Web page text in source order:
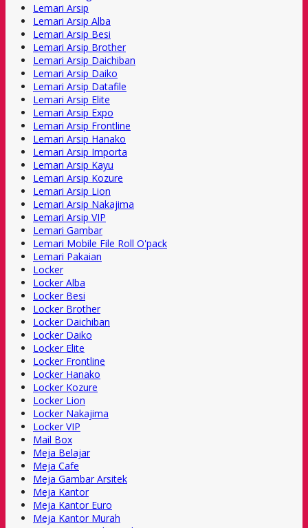
Lemari Arsip
Lemari Arsip Alba
Lemari Arsip Besi
Lemari Arsip Brother
Lemari Arsip Daichiban
Lemari Arsip Daiko
Lemari Arsip Datafile
Lemari Arsip Elite
Lemari Arsip Expo
Lemari Arsip Frontline
Lemari Arsip Hanako
Lemari Arsip Importa
Lemari Arsip Kayu
Lemari Arsip Kozure
Lemari Arsip Lion
Lemari Arsip Nakajima
Lemari Arsip VIP
Lemari Gambar
Lemari Mobile File Roll O'pack
Lemari Pakaian
Locker
Locker Alba
Locker Besi
Locker Brother
Locker Daichiban
Locker Daiko
Locker Elite
Locker Frontline
Locker Hanako
Locker Kozure
Locker Lion
Locker Nakajima
Locker VIP
Mail Box
Meja Belajar
Meja Cafe
Meja Gambar Arsitek
Meja Kantor
Meja Kantor Euro
Meja Kantor Murah